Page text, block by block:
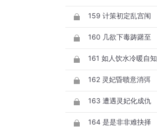
159 计策初定乱宫闱
160 几欲下毒踌躇至
161 如人饮水冷暖自知
162 灵妃昏聩意消弭
163 遭遇灵妃化成仇
164 是是非非难抉择